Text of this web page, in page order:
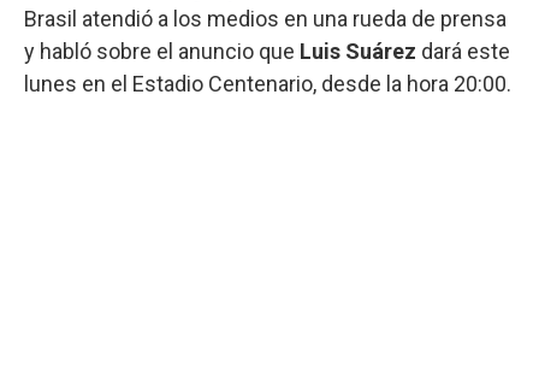
Brasil atendió a los medios en una rueda de prensa
y habló sobre el anuncio que Luis Suárez dará este
lunes en el Estadio Centenario, desde la hora 20:00.